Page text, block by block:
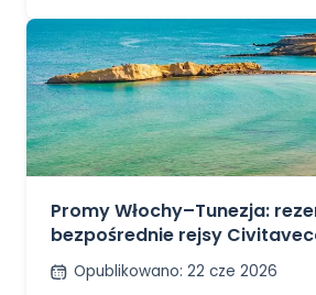
Promy Włochy–Tunezja:
bezpośrednie rejsy
GNV na lato 2026 r. są już
Opublikowano: 22 cze 2026